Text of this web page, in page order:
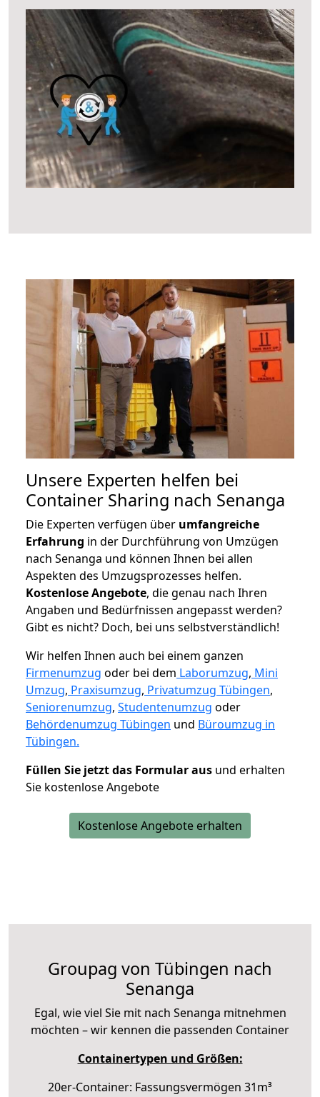
Unsere Experten helfen bei
Container Sharing nach Senanga
Die Experten verfügen über umfangreiche
Erfahrung in der Durchführung von Umzügen
nach Senanga und können Ihnen bei allen
Aspekten des Umzugsprozesses helfen.
Kostenlose Angebote, die genau nach Ihren
Angaben und Bedürfnissen angepasst werden?
Gibt es nicht? Doch, bei uns selbstverständlich!
Wir helfen Ihnen auch bei einem ganzen
Firmenumzug oder bei dem Laborumzug, Mini
Umzug, Praxisumzug, Privatumzug Tübingen,
Seniorenumzug, Studentenumzug oder
Behördenumzug Tübingen und Büroumzug in
Tübingen.
Füllen Sie jetzt das Formular aus und erhalten
Sie kostenlose Angebote
Kostenlose Angebote erhalten
Groupag von Tübingen nach
Senanga
Egal, wie viel Sie mit nach Senanga mitnehmen
möchten – wir kennen die passenden Container
Containertypen und Größen:
20er-Container: Fassungsvermögen 31m³